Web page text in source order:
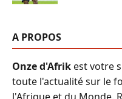
A PROPOS
Onze d'Afrikest votre
toute l'actualité sur le